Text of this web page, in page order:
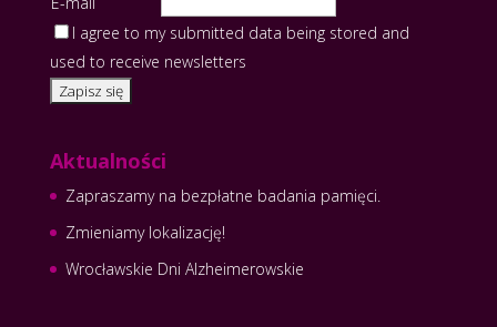
I agree to my submitted data being stored and
used to receive newsletters
Aktualności
Zapraszamy na bezpłatne badania pamięci.
Zmieniamy lokalizację!
Wrocławskie Dni Alzheimerowskie